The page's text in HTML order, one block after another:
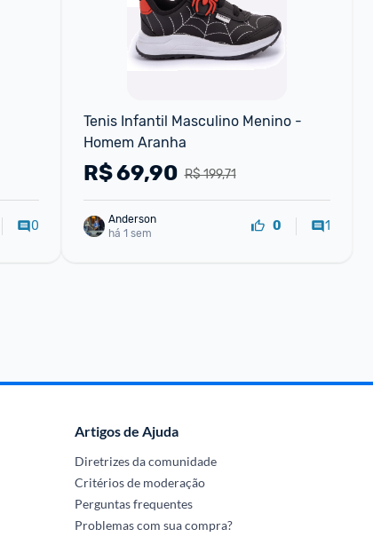
0
Tenis Infantil Masculino Menino -
Homem Aranha
R$ 199,71
R$69,90
Anderson
há 1 sem
0 1
Artigos de Ajuda
Diretrizes da comunidade
Critérios de moderação
Perguntas frequentes
Problemas com sua compra?